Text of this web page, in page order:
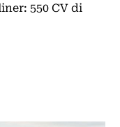
550 CV di